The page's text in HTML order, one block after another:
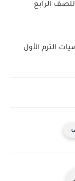
الرابع
الترم الأول